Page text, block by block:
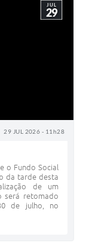
29 JUL 2026 - 11h28
JUL
29
o Fundo Social
da tarde desta
de um
será retomado
de julho, no